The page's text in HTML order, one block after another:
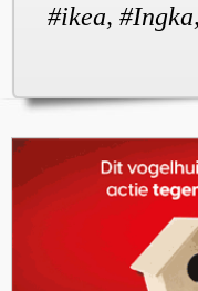
#ikea,